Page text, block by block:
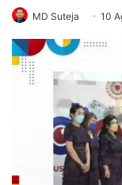
MD Suteja 10